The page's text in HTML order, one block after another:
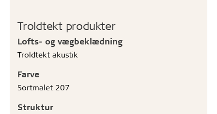
Troldtekt produkter
Lofts- og vægbeklædning
Troldtekt akustik
Farve
Sortmalet 207
Struktur